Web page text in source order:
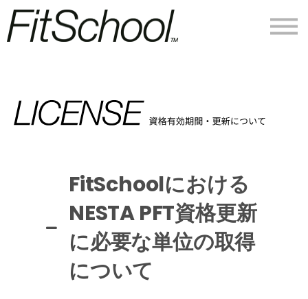
私たちについて
ログイン
FitSchoolにおける
NESTA PFT資格更新
に必要な単位の取得
について